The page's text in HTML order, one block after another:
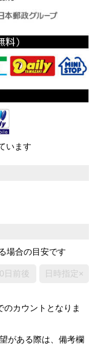
います
場合の目安です
日前後 日時指定×
カウントとなりま
がある際は、備考欄